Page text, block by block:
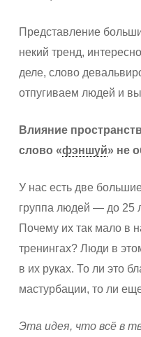
Представление
некий тренд,
деле, слово
отпугиваем людей и
Влияние
слово «фэншуй» не
У нас есть две
группа людей — до 25
Почему их так мало в
тренингах? Люди в
в их руках. То ли это
мастурбации, то ли
Эта идея, что всё в